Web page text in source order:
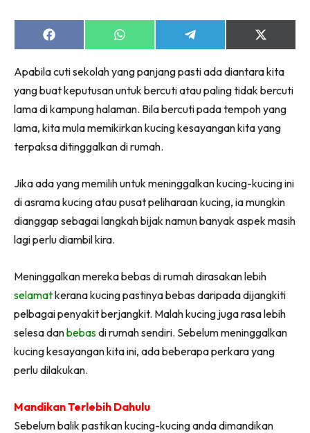
Share
on
Share
on
Share
on
Share
on
(Twitter)
Apabila cuti sekolah yang panjang pasti ada diantara kita
yang buat keputusan untuk bercuti atau paling tidak bercuti
lama di kampung halaman. Bila bercuti pada tempoh yang
lama, kita mula memikirkan kucing kesayangan kita yang
terpaksa ditinggalkan di rumah.
Jika ada yang memilih untuk meninggalkan kucing-kucing ini
di asrama kucing atau pusat peliharaan kucing, ia mungkin
dianggap sebagai langkah bijak namun banyak aspek masih
lagi perlu diambil kira.
Meninggalkan mereka bebas di rumah dirasakan lebih
selamatkerana kucing pastinya bebas daripada dijangkiti
pelbagai penyakit berjangkit. Malah kucing juga rasa lebih
selesa danbebasdi rumah sendiri. Sebelum meninggalkan
kucing kesayangan kita ini, ada beberapa perkara yang
perlu dilakukan.
Mandikan Terlebih Dahulu
Sebelum balik pastikan kucing-kucing anda dimandikan